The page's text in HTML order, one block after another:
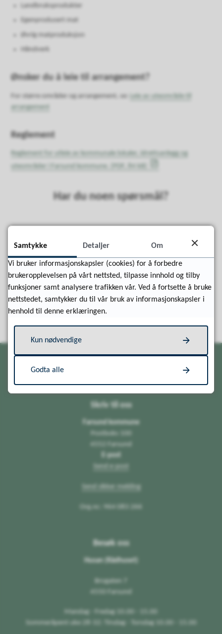
Landbruksprodukter
Egenprodusert mat
Ønsker du å leie til arrangement?
For større områder og arrangement, se:
Leie av uteområde til
arrangement
Reglement
Reglement for utleie av kommunale lokaler, idrettsanlegg og
Har du noen spørsmål?
Ja Nei
Skriv til oss
Farsund kommune
E-post
Send sikker melding
Org.nr.: 964 083 266
Besøk oss
Husan (Rådhuset)
Brogaten 7
4550 Farsund
Mandag - Fredag 10.00 - 15.00
Sommeråpent uke 28-32: Tirsdag - Torsdag 10.00 - 15.00
Samtykke Detaljer Om
Vi bruker informasjonskapsler (cookies) for å forbedre
brukeropplevelsen på vårt nettsted, tilpasse innhold og tilby
funksjoner samt analysere trafikken vår. Ved å fortsette å bruke
nettstedet, samtykker du til vår bruk av informasjonskapsler i
henhold til denne erklæringen.
Kun nødvendige
Godta alle